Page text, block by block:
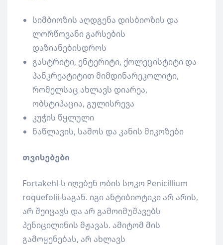
სიმბიოზის აღდგენა დისბიოზის და
ლორწოვანი გარსების
დაზიანებისდროს
გასტრიტი, ენტერიტი, ქოლეცისტიტი და
პანკრეატიტით მიმდინარეკოლიტი,
რომელსაც ახლავს დიარეა,
ობსტიპაცია, გულისრევა
კუჭის წყლული
ნაწლავის, საშოს და კანის მიკოზები
თვისებები
Fortakehl-ს იღებენ ობის სოკო Penicillium
roquefolii-საგან. იგი ანტიბიოტიკი არ არის,
არ შეიცავს და არ გამოიმუშავებს
პენიცილინის მჟავას. ამიტომ მის
გამოყენებას, არ ახლავს